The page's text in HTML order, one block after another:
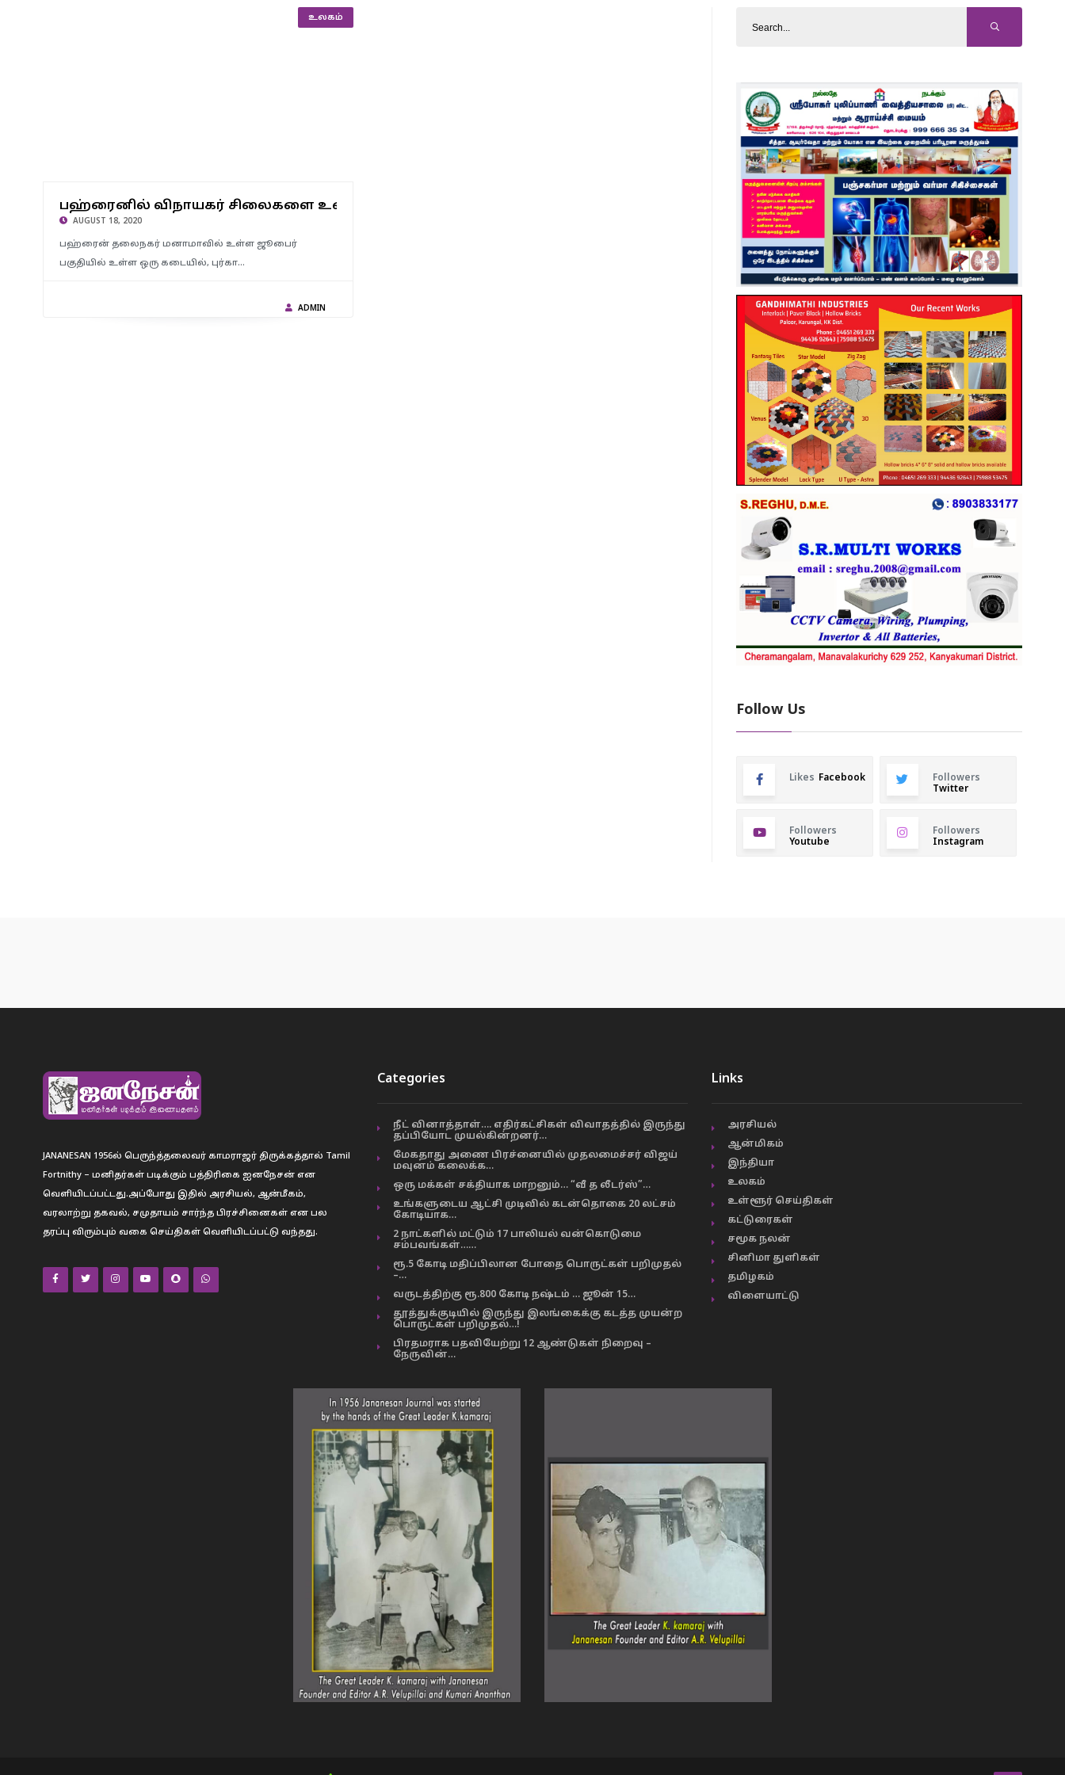
பஹ்ரைனில் விநாயகர் சிலைகளை உடைத்த பெண் மீது
நடவடிக்கை எடுக்க அரசு உத்தரவு..!
உலகம்
பஹ்ரைனில் விநாயகர் சிலைகளை உடைத்த பெண் மீத
AUGUST 18, 2020
பஹ்ரைன் தலைநகர் மனாமாவில் உள்ள ஜூபைர்
பகுதியில் உள்ள ஒரு கடையில், புர்கா…
ADMIN
Follow Us
Likes Facebook
Followers
Twitter
Followers
Youtube
Followers
Instagram
JANANESAN 1956ல் பெருந்த்தலைவர் காமராஜர் திருக்கத்தால் Tamil
Fortnithy – மனிதர்கள் படிக்கும் பத்திரிகை ஐனநேசன் என
வெளியிடப்பட்டது.அப்போது இதில் அரசியல், ஆன்மீகம்,
வரலாற்று தகவல், சமுதாயம் சார்ந்த பிரச்சினைகள் என பல
தரப்பு விரும்பும் வகை செய்திகள் வெளியிடப்பட்டு வந்தது.
Categories
நீட் வினாத்தாள்…. எதிர்கட்சிகள் விவாதத்தில் இருந்து
தப்பியோட முயல்கின்றனர்…
மேகதாது அணை பிரச்னையில் முதலமைச்சர் விஜய்
மவுனம் கலைக்க…
ஒரு மக்கள் சக்தியாக மாறனும்… “வீ த லீடர்ஸ்”…
உங்களுடைய ஆட்சி முடிவில் கடன்தொகை 20 லட்சம்
கோடியாக…
2 நாட்களில் மட்டும் 17 பாலியல் வன்கொடுமை
சம்பவங்கள்……
ரூ.5 கோடி மதிப்பிலான போதை பொருட்கள் பறிமுதல்
–…
வருடத்திற்கு ரூ.800 கோடி நஷ்டம் … ஜூன் 15…
தூத்துக்குடியில் இருந்து இலங்கைக்கு கடத்த முயன்ற
பொருட்கள் பறிமுதல்…!
பிரதமராக பதவியேற்று 12 ஆண்டுகள் நிறைவு –
நேருவின்…
Links
அரசியல்
ஆன்மிகம்
இந்தியா
உலகம்
உள்ளூர் செய்திகள்
கட்டுரைகள்
சமூக நலன்
சினிமா துளிகள்
தமிழகம்
விளையாட்டு